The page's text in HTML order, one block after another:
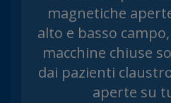
magnetiche
alto e basso
macchine chiuse
dai pazienti
aperte su